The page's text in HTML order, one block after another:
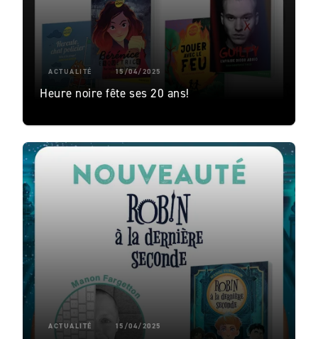
ACTUALITÉ 15/04/2025
Heure noire fête ses 20 ans!
ACTUALITÉ 15/04/2025